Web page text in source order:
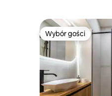
Wybór gości
Wybór gości